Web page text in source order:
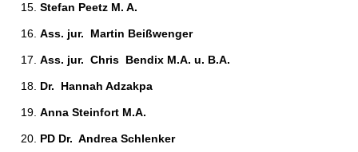
Stefan Peetz M. A.
Ass. jur.  Martin Beißwenger
Ass. jur.  Chris  Bendix M.A. u. B.A.
Dr.  Hannah Adzakpa
Anna Steinfort M.A.
PD Dr.  Andrea Schlenker